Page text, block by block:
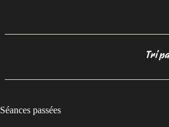
Tri
Séances passées